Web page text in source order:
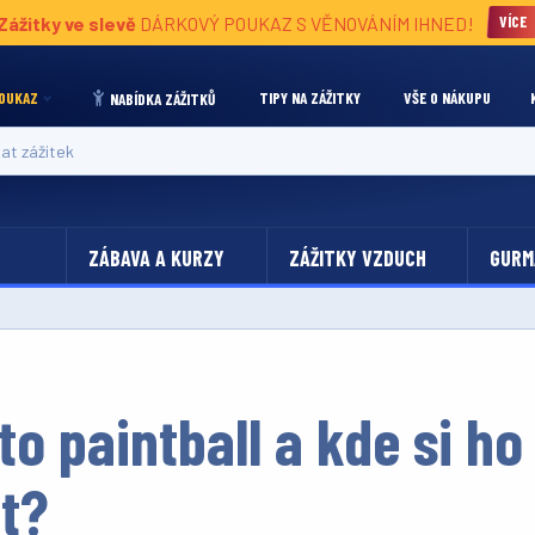
ve slevě DÁRKOVÝ POUKAZ S VĚNOVÁNÍM IHNED! VÍCE
NABÍDKA ZÁŽITKŮ TIPY NA ZÁŽITKY VŠE O NÁKUPU
ZÁBAVA A KURZY ZÁŽITKY VZDUCH
paintball a kde si ho